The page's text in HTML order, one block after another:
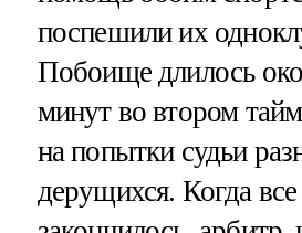
поспешили их
Побоище длилось
минут во втором
на попытки судьи
дерущихся. Когда все